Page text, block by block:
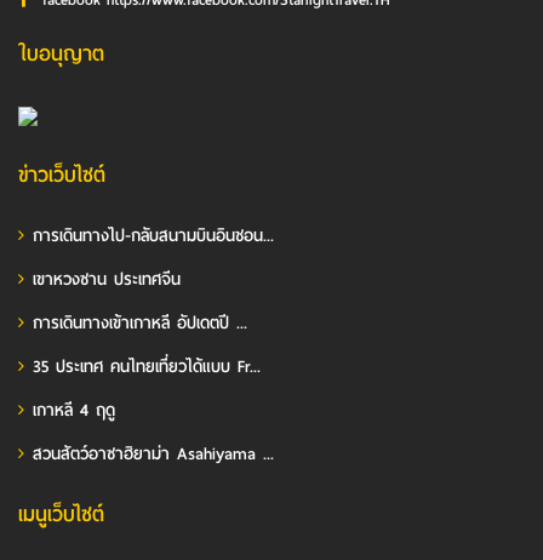
ใบอนุญาต
ข่าวเว็บไซต์
การเดินทางไป-กลับสนามบินอินชอน...
เขาหวงซาน ประเทศจีน
การเดินทางเข้าเกาหลี อัปเดตปี ...
35 ประเทศ คนไทยเที่ยวได้แบบ Fr...
เกาหลี 4 ฤดู
สวนสัตว์อาซาฮิยาม่า Asahiyama ...
เมนูเว็บไซต์